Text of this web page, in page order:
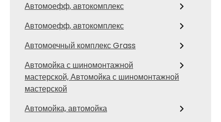
Автомоефф, автокомплекс
Автомоефф, автокомплекс
Автомоечный комплекс Grass
Автомойка с шиномонтажной
мастерской, Автомойка с шиномонтажной
мастерской
Автомойка, автомойка